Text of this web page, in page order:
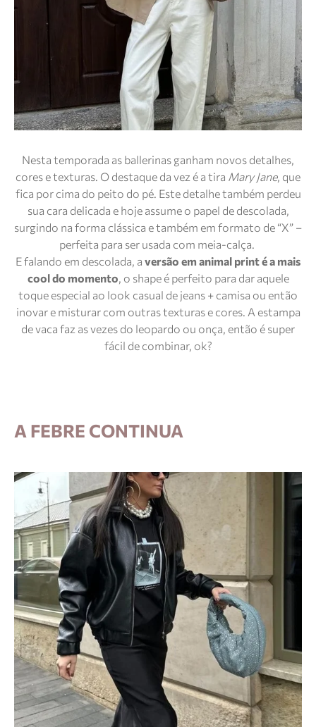
Nesta temporada as ballerinas ganham novos detalhes,
cores e texturas. O destaque da vez é a tira Mary Jane, que
fica por cima do peito do pé. Este detalhe também perdeu
sua cara delicada e hoje assume o papel de descolada,
surgindo na forma clássica e também em formato de “X” –
perfeita para ser usada com meia-calça.
E falando em descolada, a versão em animal print é a mais
cool do momento, o shape é perfeito para dar aquele
toque especial ao look casual de jeans + camisa ou então
inovar e misturar com outras texturas e cores. A estampa
de vaca faz as vezes do leopardo ou onça, então é super
fácil de combinar, ok?
A FEBRE CONTINUA